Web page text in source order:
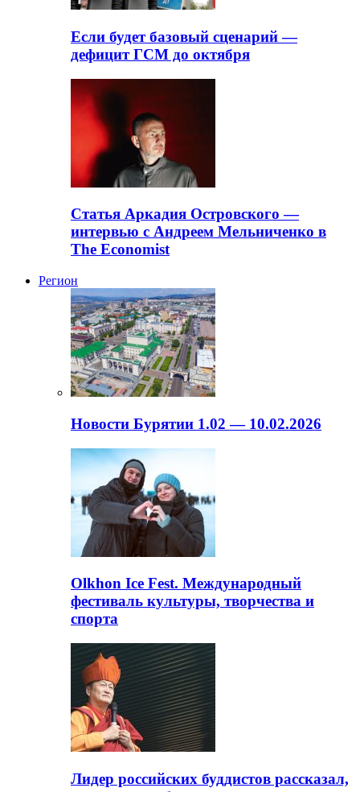
Если будет базовый сценарий —
дефицит ГСМ до октября
Статья Аркадия Островского —
интервью с Андреем Мельниченко в
The Economist
Регион
Новости Бурятии 1.02 — 10.02.2026
Olkhon Ice Fest. Международный
фестиваль культуры, творчества и
спорта
Лидер российских буддистов рассказал,